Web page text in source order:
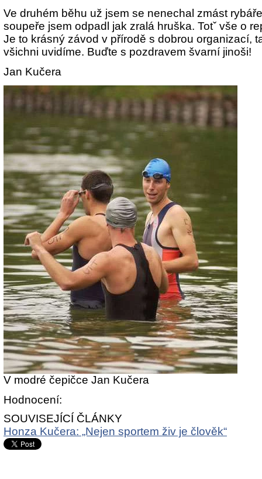
Ve druhém běhu už jsem se nenechal zmást
soupeře jsem odpadl jak zralá hruška. Totˇ vše o
Je to krásný závod v přírodě s dobrou organizací,
všichni uvidíme. Buďte s pozdravem švarní jinoši!
Jan Kučera
V modré čepičce Jan Kučera
Hodnocení:
SOUVISEJÍCÍ ČLÁNKY
Honza Kučera: „Nejen sportem živ je člověk“